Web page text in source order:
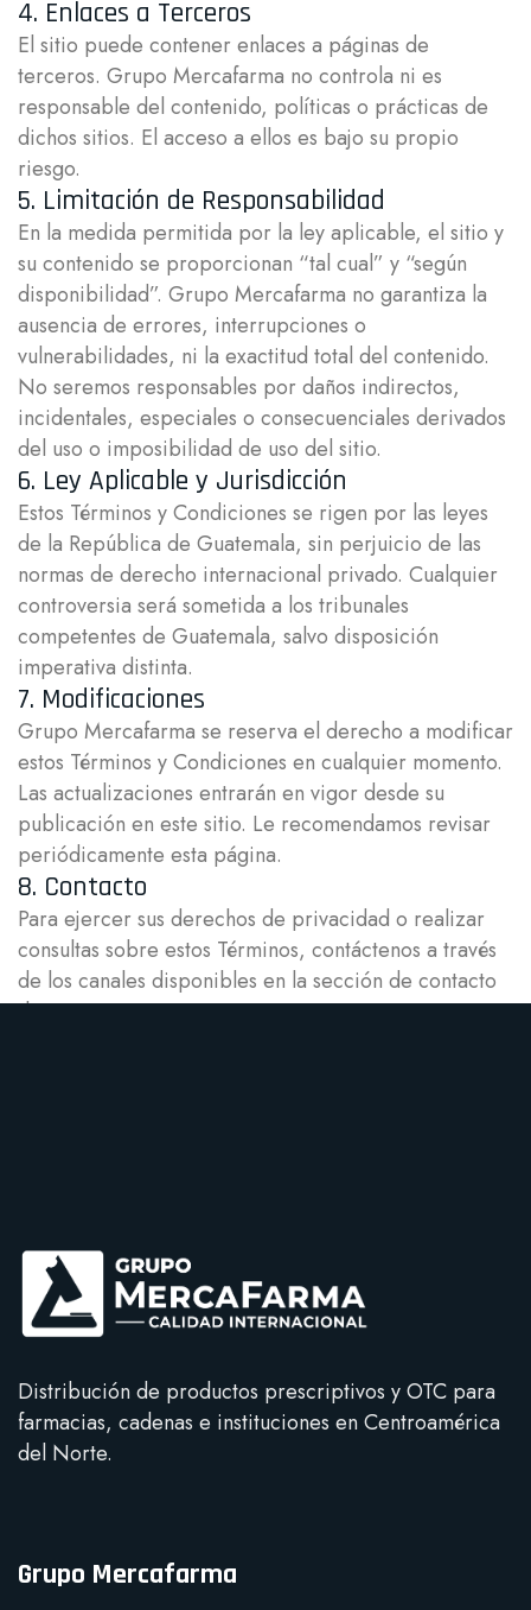
4. Enlaces a Terceros
El sitio puede contener enlaces a páginas de
terceros. Grupo Mercafarma no controla ni es
responsable del contenido, políticas o prácticas de
dichos sitios. El acceso a ellos es bajo su propio
riesgo.
5. Limitación de Responsabilidad
En la medida permitida por la ley aplicable, el sitio y
su contenido se proporcionan “tal cual” y “según
disponibilidad”. Grupo Mercafarma no garantiza la
ausencia de errores, interrupciones o
vulnerabilidades, ni la exactitud total del contenido.
No seremos responsables por daños indirectos,
incidentales, especiales o consecuenciales derivados
del uso o imposibilidad de uso del sitio.
6. Ley Aplicable y Jurisdicción
Estos Términos y Condiciones se rigen por las leyes
de la República de Guatemala, sin perjuicio de las
normas de derecho internacional privado. Cualquier
controversia será sometida a los tribunales
competentes de Guatemala, salvo disposición
imperativa distinta.
7. Modificaciones
Grupo Mercafarma se reserva el derecho a modificar
estos Términos y Condiciones en cualquier momento.
Las actualizaciones entrarán en vigor desde su
publicación en este sitio. Le recomendamos revisar
periódicamente esta página.
8. Contacto
Para ejercer sus derechos de privacidad o realizar
consultas sobre estos Términos, contáctenos a través
de los canales disponibles en la sección de contacto
de este sitio.
Distribución de productos prescriptivos y OTC para
farmacias, cadenas e instituciones en Centroamérica
del Norte.
Grupo Mercafarma